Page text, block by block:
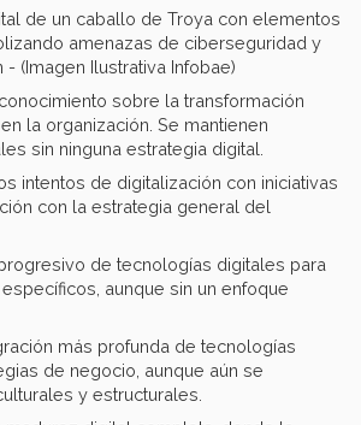
de un caballo de Troya con elementos
amenazas de ciberseguridad y
(Imagen Ilustrativa Infobae)
sobre la transformación
la organización. Se mantienen
sin ninguna estrategia digital.
intentos de digitalización con iniciativas
con la estrategia general del
de tecnologías digitales para
aunque sin un enfoque
más profunda de tecnologías
de negocio, aunque aún se
y estructurales.